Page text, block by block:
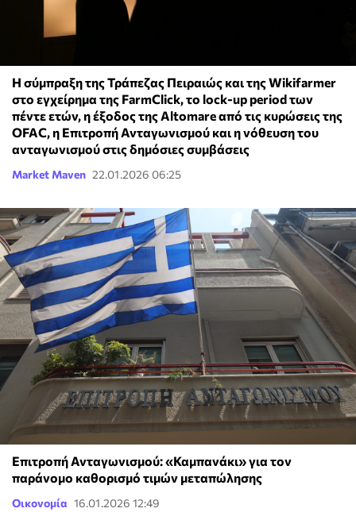
Η σύμπραξη της Τράπεζας Πειραιώς και της Wikifarmer
στο εγχείρημα της FarmClick, το lock-up period των
πέντε ετών, η έξοδος της Altomare από τις κυρώσεις της
OFAC, η Επιτροπή Ανταγωνισμού και η νόθευση του
ανταγωνισμού στις δημόσιες συμβάσεις
Market Maven 22.01.2026 06:25
Επιτροπή Ανταγωνισμού: «Καμπανάκι» για τον
παράνομο καθορισμό τιμών μεταπώλησης
Οικονομία 16.01.2026 12:49